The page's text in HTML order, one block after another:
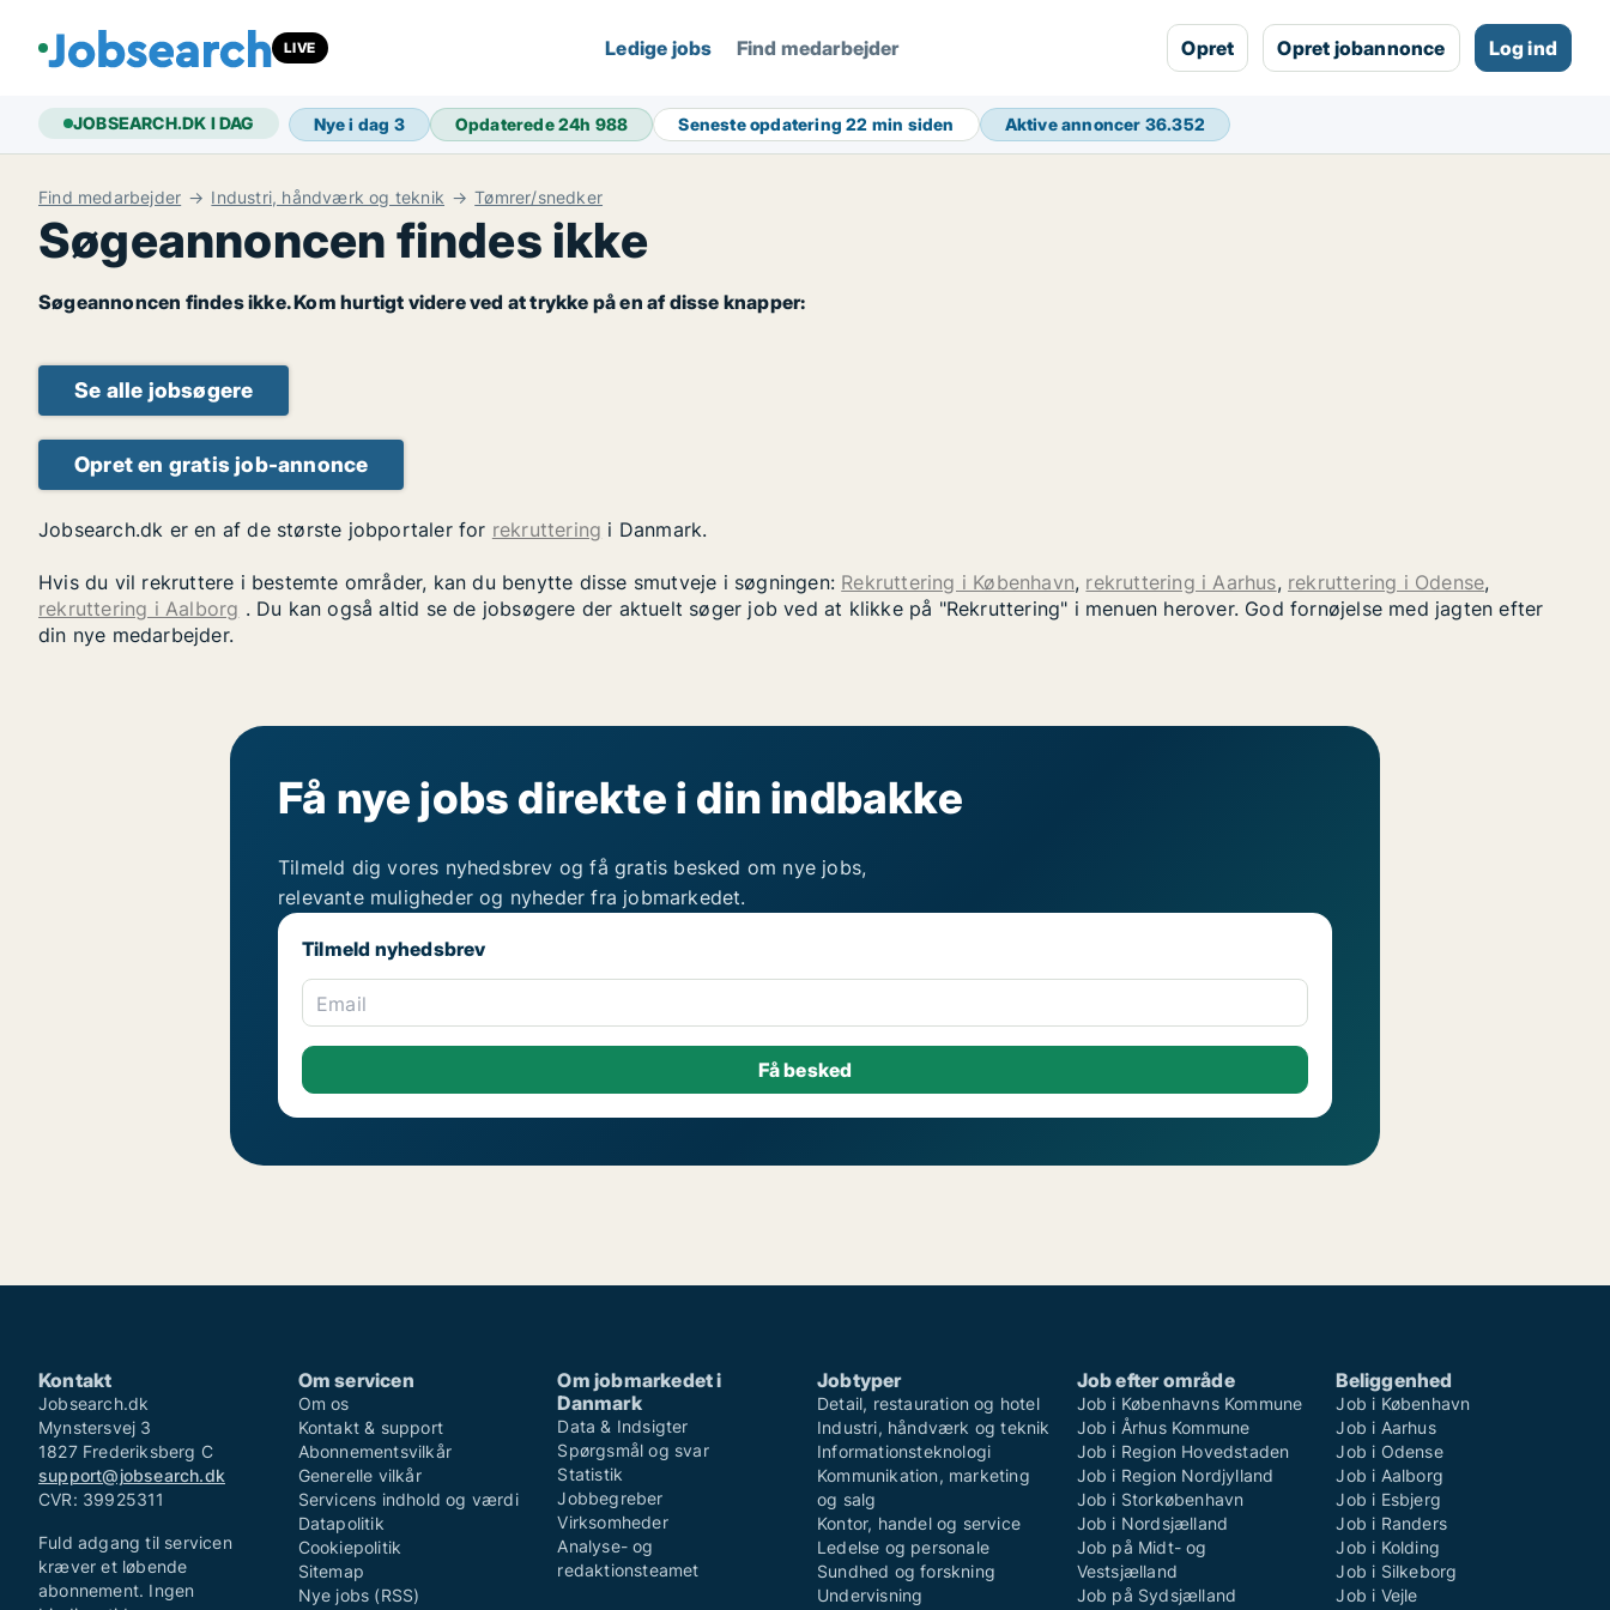
LIVE Ledige jobs Find medarbejder Opret Opret jobannonce Log ind
JOBSEARCH.DK I DAG Nye i dag 3 Opdaterede 24h 988 Seneste opdatering22 min siden Aktive annoncer 36.352
Find medarbejder Industri, håndværk og teknik Tømrer/snedker
Søgeannoncen findes ikke
Søgeannoncen findes ikke. Kom hurtigt videre ved at trykke på en af disse knapper:
Se alle jobsøgere
Opret en gratis job-annonce
Jobsearch.dk er en af de største jobportaler for rekruttering i Danmark.
Hvis du vil rekruttere i bestemte områder, kan du benytte disse smutveje i søgningen: Rekruttering i København, rekruttering i Aarhus, rekruttering i Odense,
rekruttering i Aalborg . Du kan også altid se de jobsøgere der aktuelt søger job ved at klikke på "Rekruttering" i menuen herover. God fornøjelse med jagten efter
din nye medarbejder.
Få nye jobs direkte i din indbakke
Tilmeld dig vores nyhedsbrev og få gratis besked om nye jobs,
relevante muligheder og nyheder fra jobmarkedet.
Tilmeld nyhedsbrev
Email
Kontakt
Jobsearch.dk
Mynstersvej 3
1827 Frederiksberg C
support@jobsearch.dk
CVR: 39925311
Fuld adgang til servicen
kræver et løbende
abonnement. Ingen
Om servicen
Om os
Kontakt & support
Abonnementsvilkår
Generelle vilkår
Servicens indhold og værdi
Datapolitik
Cookiepolitik
Sitemap
Nye jobs (RSS)
Om jobmarkedet i
Danmark
Data & Indsigter
Spørgsmål og svar
Statistik
Jobbegreber
Virksomheder
Analyse- og
redaktionsteamet
Jobtyper
Detail, restauration og hotel
Industri, håndværk og teknik
Informationsteknologi
Kommunikation, marketing
og salg
Kontor, handel og service
Ledelse og personale
Sundhed og forskning
Undervisning
Job efter område
Job i Københavns Kommune
Job i Århus Kommune
Job i Region Hovedstaden
Job i Region Nordjylland
Job i Storkøbenhavn
Job i Nordsjælland
Job på Midt- og
Vestsjælland
Job på Sydsjælland
Beliggenhed
Job i København
Job i Aarhus
Job i Odense
Job i Aalborg
Job i Esbjerg
Job i Randers
Job i Kolding
Job i Silkeborg
Job i Vejle